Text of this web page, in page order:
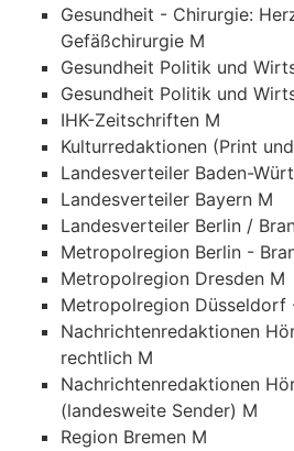
Gesundheit - Chirurgie:
Gefäßchirurgie M
Gesundheit Politik und
Gesundheit Politik und
IHK-Zeitschriften M
Kulturredaktionen (Print
Landesverteiler Baden-
Landesverteiler Bayern M
Landesverteiler Berlin /
Metropolregion Berlin -
Metropolregion Dresden M
Metropolregion Düsseldorf
Nachrichtenredaktionen
rechtlich M
Nachrichtenredaktionen
(landesweite Sender) M
Region Bremen M